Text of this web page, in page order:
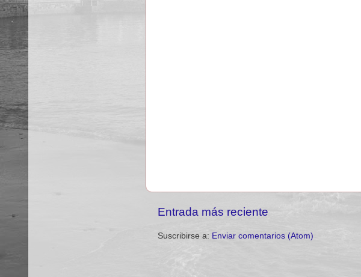
Entrada más reciente
Suscribirse a: Enviar comentarios (Atom)